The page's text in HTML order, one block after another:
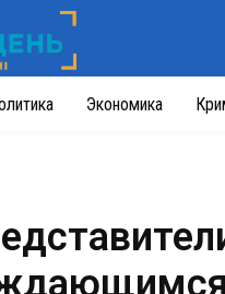
Экономика